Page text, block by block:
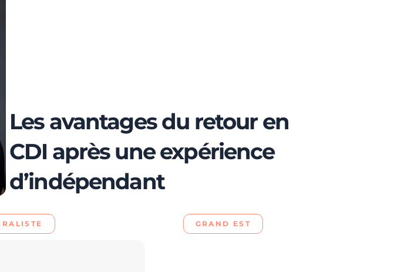
Les avantages du retour en
CDI après une expérience
d’indépendant
GRAND EST